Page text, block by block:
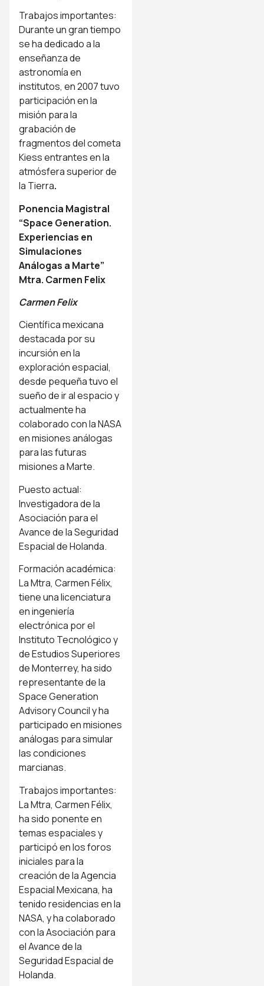
Trabajos importantes:
Durante un gran tiempo
se ha dedicado a la
enseñanza de
astronomía en
institutos, en 2007 tuvo
participación en la
misión para la
grabación de
fragmentos del cometa
Kiess entrantes en la
atmósfera superior de
la Tierra.
Ponencia Magistral
“Space Generation.
Experiencias en
Simulaciones
Análogas a Marte”
Mtra. Carmen Felix
Carmen Felix
Científica mexicana
destacada por su
incursión en la
exploración espacial,
desde pequeña tuvo el
sueño de ir al espacio y
actualmente ha
colaborado con la NASA
en misiones análogas
para las futuras
misiones a Marte.
Puesto actual:
Investigadora de la
Asociación para el
Avance de la Seguridad
Espacial de Holanda.
Formación académica:
La Mtra, Carmen Félix,
tiene una licenciatura
en ingeniería
electrónica por el
Instituto Tecnológico y
de Estudios Superiores
de Monterrey, ha sido
representante de la
Space Generation
Advisory Council y ha
participado en misiones
análogas para simular
las condiciones
marcianas.
Trabajos importantes:
La Mtra, Carmen Félix,
ha sido ponente en
temas espaciales y
participó en los foros
iniciales para la
creación de la Agencia
Espacial Mexicana, ha
tenido residencias en la
NASA, y ha colaborado
con la Asociación para
el Avance de la
Seguridad Espacial de
Holanda.